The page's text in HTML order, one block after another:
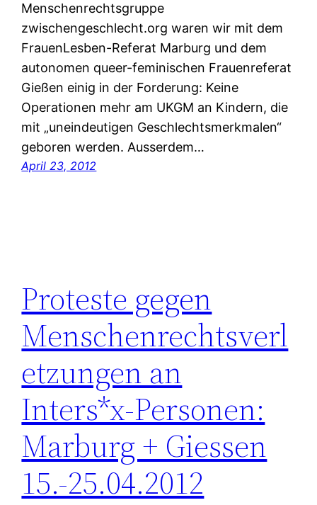
Menschenrechtsgruppe
zwischengeschlecht.org waren wir mit dem
FrauenLesben-Referat Marburg und dem
autonomen queer-feminischen Frauenreferat
Gießen einig in der Forderung: Keine
Operationen mehr am UKGM an Kindern, die
mit „uneindeutigen Geschlechtsmerkmalen“
geboren werden. Ausserdem…
April 23, 2012
Proteste gegen
Menschenrechtsverl
etzungen an
Inters*x-Personen:
Marburg + Giessen
15.-25.04.2012